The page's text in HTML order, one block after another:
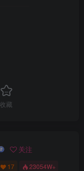
收藏
关注
17 23054W+